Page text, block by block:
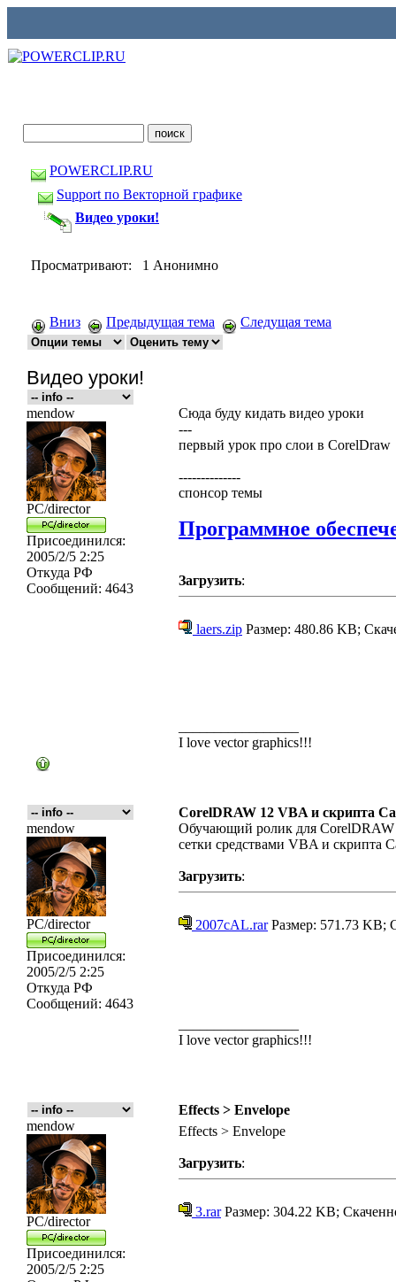
POWERCLIP.RU
Support по Векторной графике
Видео уроки!
Просматривают: 1 Анонимно
Вниз Предыдущая тема Следущая тема
Видео уроки!
mendow
PC/director
Присоединился:
2005/2/5 2:25
Откуда РФ
Сообщений: 4643
Сюда буду кидать видео уроки
---
первый урок про слои в CorelDraw
--------------
спонсор темы
Программное
Загрузить:
laers.zip Размер: 480.86 KB;
I love vector graphics!!!
CorelDRAW 12 VBA и скрипта
mendow
PC/director
Присоединился:
2005/2/5 2:25
Откуда РФ
Сообщений: 4643
Обучающий ролик для CorelDRAW
сетки средствами VBA и скрипта
Загрузить:
2007cAL.rarРазмер: 571.73 KB;
I love vector graphics!!!
Effects > Envelope
mendow
PC/director
Присоединился:
2005/2/5 2:25
Effects > Envelope
Загрузить:
3.rarРазмер: 304.22 KB;